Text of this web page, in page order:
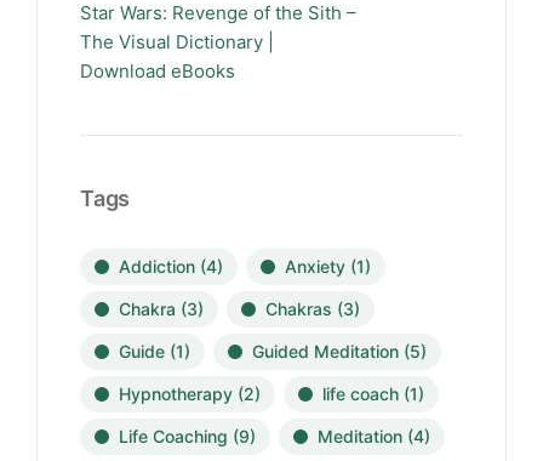
Star Wars: Revenge of the Sith –
The Visual Dictionary |
Download eBooks
Tags
Addiction (4) Anxiety (1)
Chakra (3) Chakras (3)
Guide (1) Guided Meditation (5)
Hypnotherapy (2) life coach (1)
Life Coaching (9) Meditation (4)